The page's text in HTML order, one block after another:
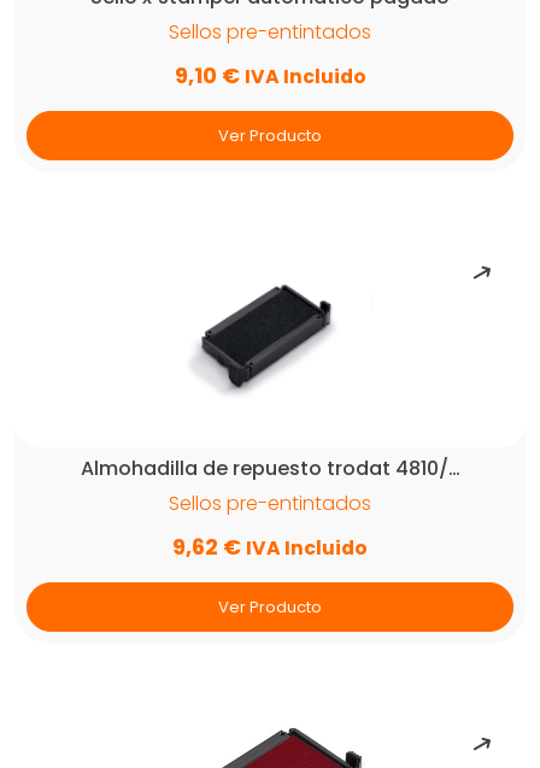
Sellos pre-entintados
9,10 € IVA Incluido
Ver Producto
Almohadilla de repuesto trodat 4810/…
Sellos pre-entintados
9,62 € IVA Incluido
Ver Producto